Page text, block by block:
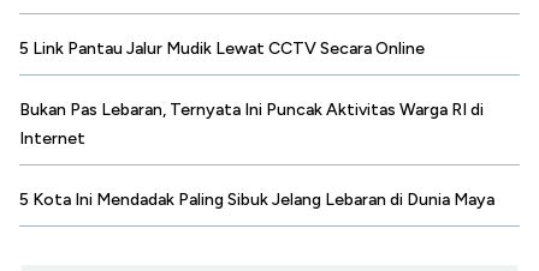
5 Link Pantau Jalur Mudik Lewat CCTV Secara Online
Bukan Pas Lebaran, Ternyata Ini Puncak Aktivitas Warga RI di
Internet
5 Kota Ini Mendadak Paling Sibuk Jelang Lebaran di Dunia Maya